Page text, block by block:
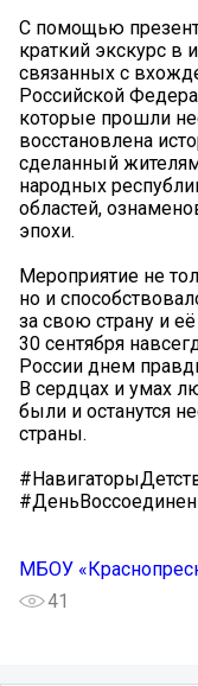
С помощью
краткий экскурс в
связанных с
Российской
которые прошли
восстановлена
сделанный
народных
областей,
эпохи.
Мероприятие не
но и
за свою страну и
30 сентября
России днем
В сердцах и умах
были и останутся
страны.
МБОУ
41